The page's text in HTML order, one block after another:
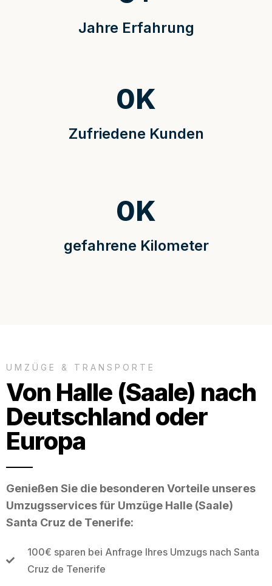
Jahre Erfahrung
Zufriedene Kunden
0K
gefahrene Kilometer
0K
UMZÜGE & TRANSPORTE
Von Halle (Saale) nach
Deutschland oder
Europa
Genießen Sie die besonderen Vorteile unseres
Umzugsservices für Umzüge Halle (Saale)
Santa Cruz de Tenerife:
100€ sparen bei Anfrage Ihres Umzugs nach Santa
Cruz de Tenerife